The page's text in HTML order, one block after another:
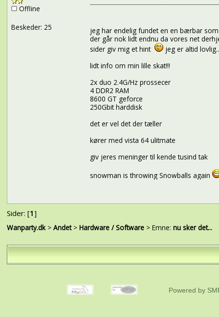
Offline
Beskeder: 25
jeg har endelig fundet en en bærbar
der går nok lidt endnu da vores net
sider giv mig et hint
jeg er altid
lidt info om min lille skat!!!
2x duo 2.4G/Hz prossecer
4 DDR2 RAM
8600 GT geforce
250Gbit harddisk
det er vel det der tæller
kører med vista 64 ulitmate
giv jeres meninger til kende tusind tak
snowman is throwing Snowballs again
Sider: [1]
Wanparty.dk> Andet> Hardware / Software> Emne: nu sker det...
Powered by